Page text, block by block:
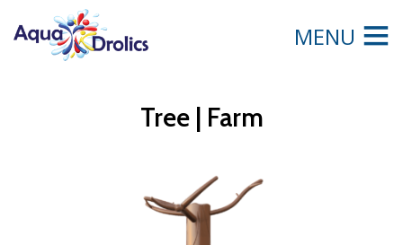
MENU
Tree | Farm